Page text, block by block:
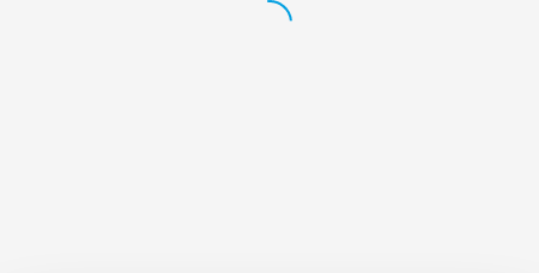
35 mm ray montajı (EN 60715)